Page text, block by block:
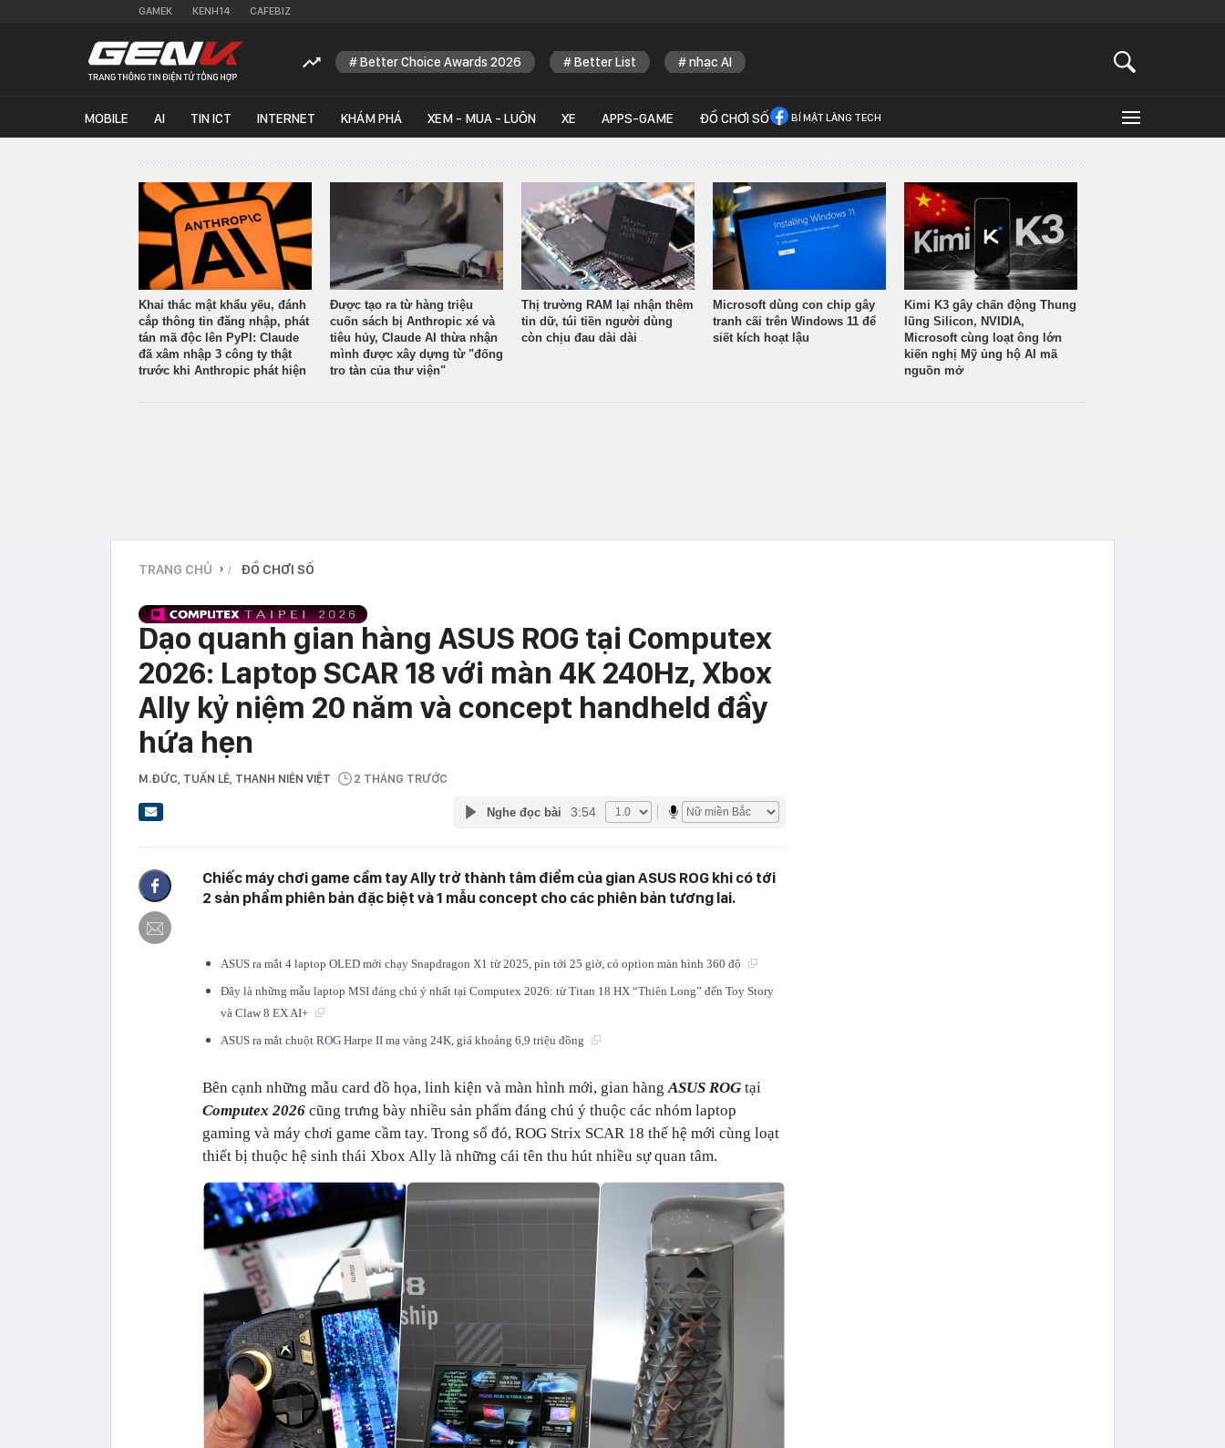
GAMEK KENH14 CAFEBIZ
Better Choice Awards 2026 Better List nhạc AI
MOBILE AI TIN ICT INTERNET KHÁM PHÁ XEM - MUA - LUÔN XE APPS-GAME ĐỒ CHƠI SỐ BÍ MẬT LÀNG TECH
Khai thác mật khẩu yếu, đánh
cắp thông tin đăng nhập, phát
tán mã độc lên PyPI: Claude
đã xâm nhập 3 công ty thật
trước khi Anthropic phát hiện
Được tạo ra từ hàng triệu
cuốn sách bị Anthropic xé và
tiêu hủy, Claude AI thừa nhận
mình được xây dựng từ "đống
tro tàn của thư viện"
Thị trường RAM lại nhận thêm
tin dữ, túi tiền người dùng
còn chịu đau dài dài
Microsoft dùng con chip gây
tranh cãi trên Windows 11 để
siết kích hoạt lậu
Kimi K3 gây chấn động Thung
lũng Silicon, NVIDIA,
Microsoft cùng loạt ông lớn
kiến nghị Mỹ ủng hộ AI mã
nguồn mở
TRANG CHỦ › ĐỒ CHƠI SỐ
Dạo quanh gian hàng ASUS ROG tại Computex
2026: Laptop SCAR 18 với màn 4K 240Hz, Xbox
Ally kỷ niệm 20 năm và concept handheld đầy
hứa hẹn
M.ĐỨC, TUẤN LÊ , THANH NIÊN VIỆT 2 THÁNG TRƯỚC
Nghe đọc bài 3:54
Chiếc máy chơi game cầm tay Ally trở thành tâm điểm của gian ASUS ROG khi có tới
2 sản phẩm phiên bản đặc biệt và 1 mẫu concept cho các phiên bản tương lai.
ASUS ra mắt 4 laptop OLED mới chạy Snapdragon X1 từ 2025, pin tới 25 giờ, có option màn hình 360 độ
Đây là những mẫu laptop MSI đáng chú ý nhất tại Computex 2026: từ Titan 18 HX “Thiên Long” đến Toy Story
và Claw 8 EX AI+
ASUS ra mắt chuột ROG Harpe II mạ vàng 24K, giá khoảng 6,9 triệu đồng
Bên cạnh những mẫu card đồ họa, linh kiện và màn hình mới, gian hàng ASUS ROG tại
Computex 2026 cũng trưng bày nhiều sản phẩm đáng chú ý thuộc các nhóm laptop
gaming và máy chơi game cầm tay. Trong số đó, ROG Strix SCAR 18 thế hệ mới cùng loạt
thiết bị thuộc hệ sinh thái Xbox Ally là những cái tên thu hút nhiều sự quan tâm.